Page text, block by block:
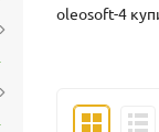
oleosoft-4